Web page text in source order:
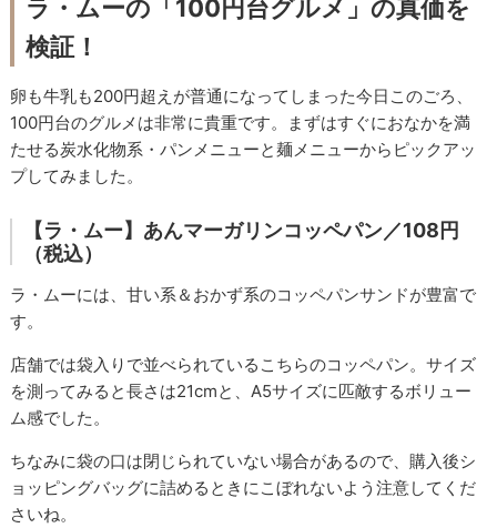
ラ・ムーの「100円台グルメ」の真価を
検証！
卵も牛乳も200円超えが普通になってしまった今日このごろ、
100円台のグルメは非常に貴重です。まずはすぐにおなかを満
たせる炭水化物系・パンメニューと麺メニューからピックアッ
プしてみました。
【ラ・ムー】あんマーガリンコッペパン／108円
（税込）
ラ・ムーには、甘い系＆おかず系のコッペパンサンドが豊富で
す。
店舗では袋入りで並べられているこちらのコッペパン。サイズ
を測ってみると長さは21cmと、A5サイズに匹敵するボリュー
ム感でした。
ちなみに袋の口は閉じられていない場合があるので、購入後シ
ョッピングバッグに詰めるときにこぼれないよう注意してくだ
さいね。